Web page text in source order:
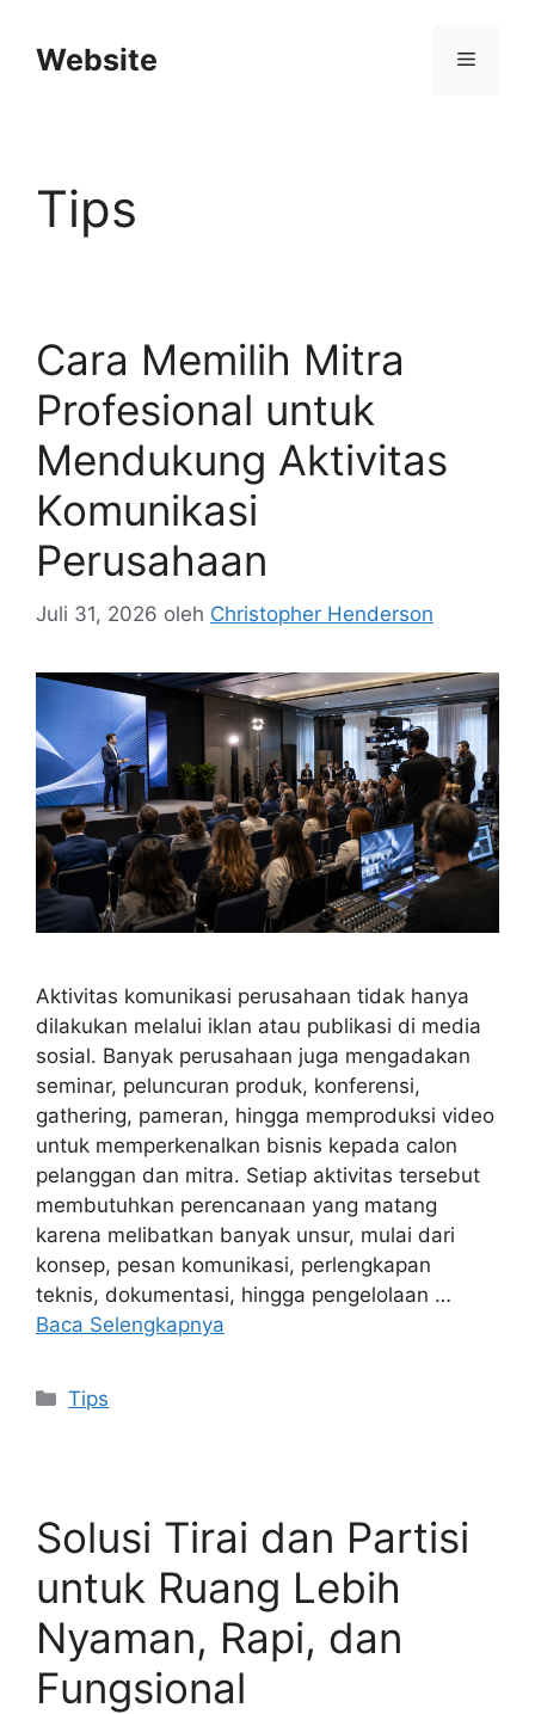
Website Menu
Tips
Cara Memilih Mitra
Profesional untuk
Mendukung Aktivitas
Komunikasi
Perusahaan
Juli 31, 2026 oleh Christopher Henderson
Aktivitas komunikasi perusahaan tidak hanya
dilakukan melalui iklan atau publikasi di media
sosial. Banyak perusahaan juga mengadakan
seminar, peluncuran produk, konferensi,
gathering, pameran, hingga memproduksi video
untuk memperkenalkan bisnis kepada calon
pelanggan dan mitra. Setiap aktivitas tersebut
membutuhkan perencanaan yang matang
karena melibatkan banyak unsur, mulai dari
konsep, pesan komunikasi, perlengkapan
teknis, dokumentasi, hingga pengelolaan …
Baca Selengkapnya
Kategori
Tips
Solusi Tirai dan Partisi
untuk Ruang Lebih
Nyaman, Rapi, dan
Fungsional